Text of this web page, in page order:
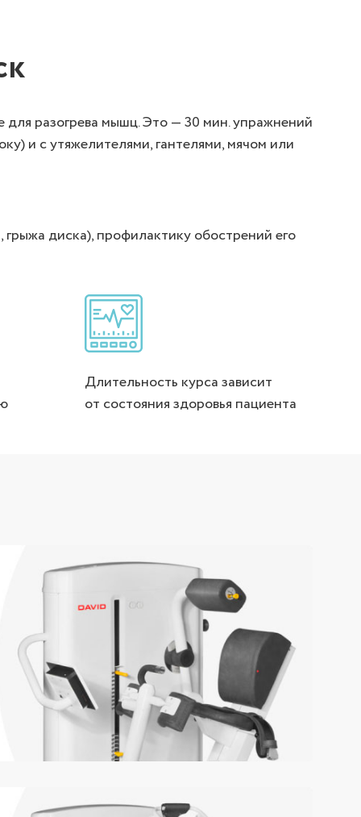
для разогрева мышц. Это — 30 мин. упражнений
и с утяжелителями, гантелями, мячом или
диска), профилактику обострений его
Длительность курса зависит
от состояния здоровья пациента